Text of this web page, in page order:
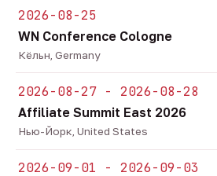
2026-08-25
WN Conference Cologne
Кёльн, Germany
2026-08-27 - 2026-08-28
Affiliate Summit East 2026
Нью-Йорк, United States
2026-09-01 - 2026-09-03